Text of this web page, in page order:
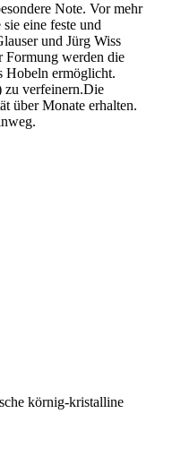
Note. Vor mehr
eine feste und
und Jürg Wiss
Formung werden die
Hobeln ermöglicht.
zu verfeinern.Die
über Monate erhalten.
körnig-kristalline